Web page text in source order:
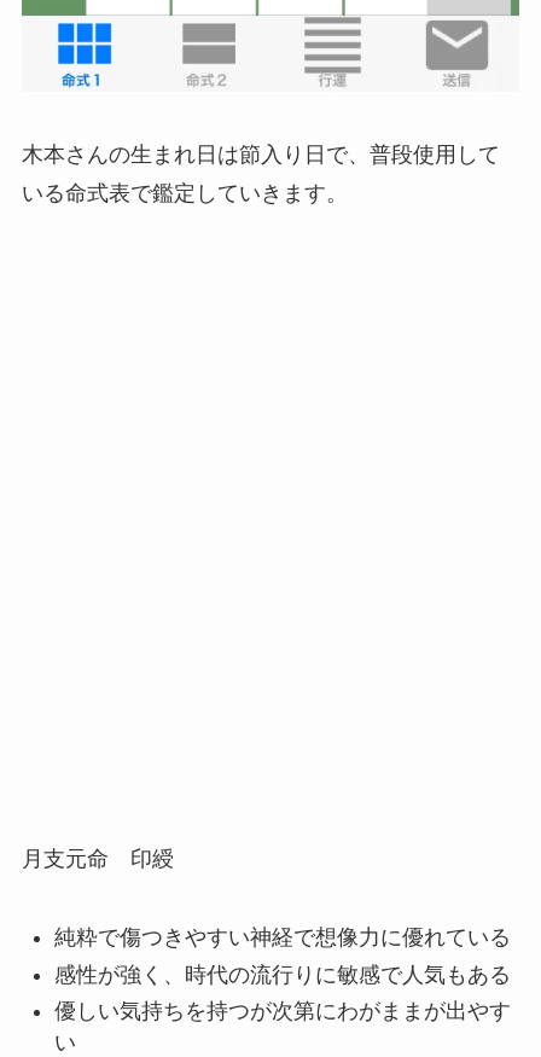
木本さんの生まれ日は節入り日で、普段使用して
いる命式表で鑑定していきます。
月支元命 印綬
純粋で傷つきやすい神経で想像力に優れている
感性が強く、時代の流行りに敏感で人気もある
優しい気持ちを持つが次第にわがままが出やす
い